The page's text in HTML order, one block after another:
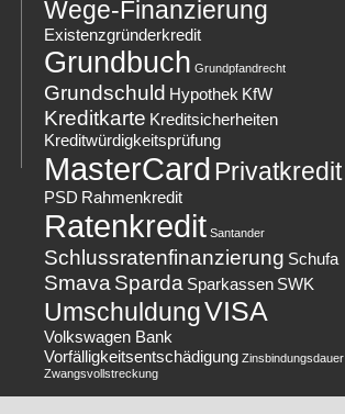
Wege-Finanzierung
Existenzgründerkredit
Grundbuch Grundpfandrecht
Grundschuld Hypothek KfW
Kreditkarte Kreditsicherheiten
Kreditwürdigkeitsprüfung
MasterCard Privatkredit
PSD Rahmenkredit
Ratenkredit Santander
Schlussratenfinanzierung Schufa
Smava Sparda Sparkassen SWK
UmschuldungVISA
Volkswagen Bank
Vorfälligkeitsentschädigung Zinsbindungsdauer
Zwangsvollstreckung